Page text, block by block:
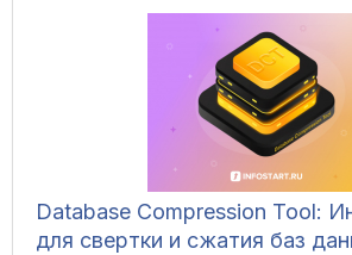
Database Compression Tool:
для свертки и сжатия баз